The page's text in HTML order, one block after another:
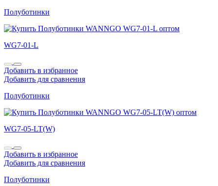
Полуботинки
WG7-01-L
Добавить в избранное
Добавить для сравнения
Полуботинки
WG7-05-LT(W)
Добавить в избранное
Добавить для сравнения
Полуботинки